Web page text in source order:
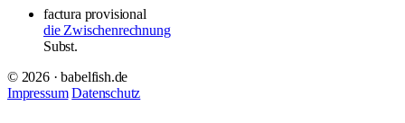
factura provisional
die Zwischenrechnung
Subst.
© 2026 · babelfish.de
Impressum Datenschutz